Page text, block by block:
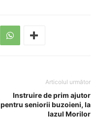
Articolul următor
Instruire de prim ajutor
pentru seniorii buzoieni, la
Iazul Morilor